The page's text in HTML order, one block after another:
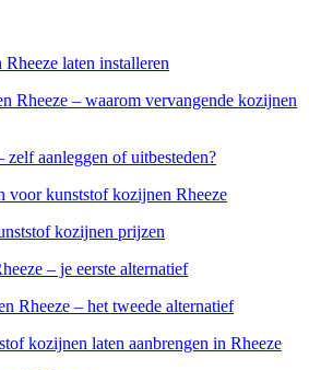
laten installeren
Rheeze – waarom vervangende kozijnen
zelf aanleggen of uitbesteden?
voor kunststof kozijnen Rheeze
kozijnen prijzen
– je eerste alternatief
Rheeze – het tweede alternatief
kozijnen laten aanbrengen in Rheeze